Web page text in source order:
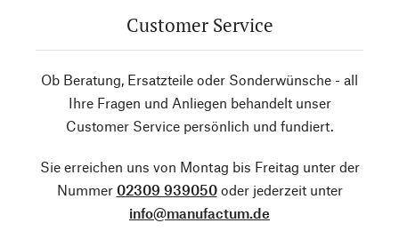
Customer Service
Ob Beratung, Ersatzteile oder Sonderwünsche - all
Ihre Fragen und Anliegen behandelt unser
Customer Service persönlich und fundiert.
Sie erreichen uns von Montag bis Freitag unter der
Nummer 02309 939050oder jederzeit unter
info@manufactum.de